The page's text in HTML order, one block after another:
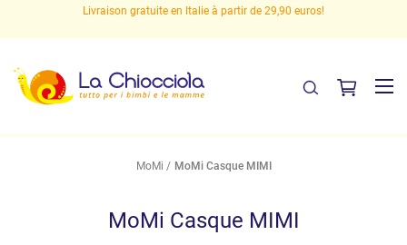
Livraison gratuite en Italie à partir de 29,90 euros!
MoMi MoMi Casque MIMI
MoMi Casque MIMI